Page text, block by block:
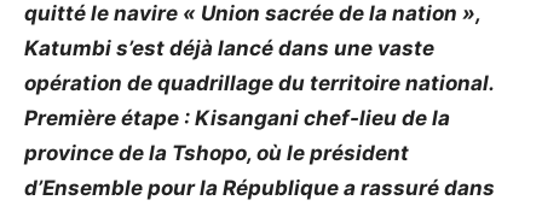
quitté le navire « Union sacrée de la nation »,
Katumbi s’est déjà lancé dans une vaste
opération de quadrillage du territoire national.
Première étape : Kisangani chef-lieu de la
province de la Tshopo, où le président
d’Ensemble pour la République a rassuré dans